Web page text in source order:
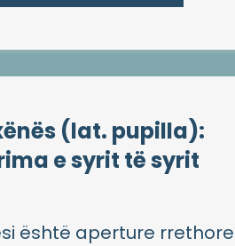
(lat. pupilla):
e syrit të syrit
është aperture rrethore